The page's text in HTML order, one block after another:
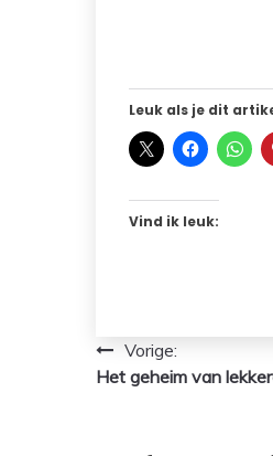
Leuk als je dit
Vind ik leuk:
Bericht
navigatie
Vorige:
Het geheim van